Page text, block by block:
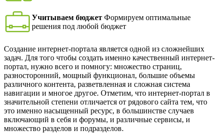
Учитываем бюджет Формируем оптимальные
решения под любой бюджет
Создание интернет-портала является одной из сложнейших
задач. Для того чтобы создать именно качественный интернет-
портал, нужно всего и помногу: множество страниц,
разносторонний, мощный функционал, большие объемы
различного контента, разветвленная и сложная система
навигации и многое другое. Отметим, что интернет-портал в
значительной степени отличается от рядового сайта тем, что
это именно насыщенный ресурс, в большинстве случаев
включающий в себя и форумы, и различные сервисы, и
множество разделов и подразделов.